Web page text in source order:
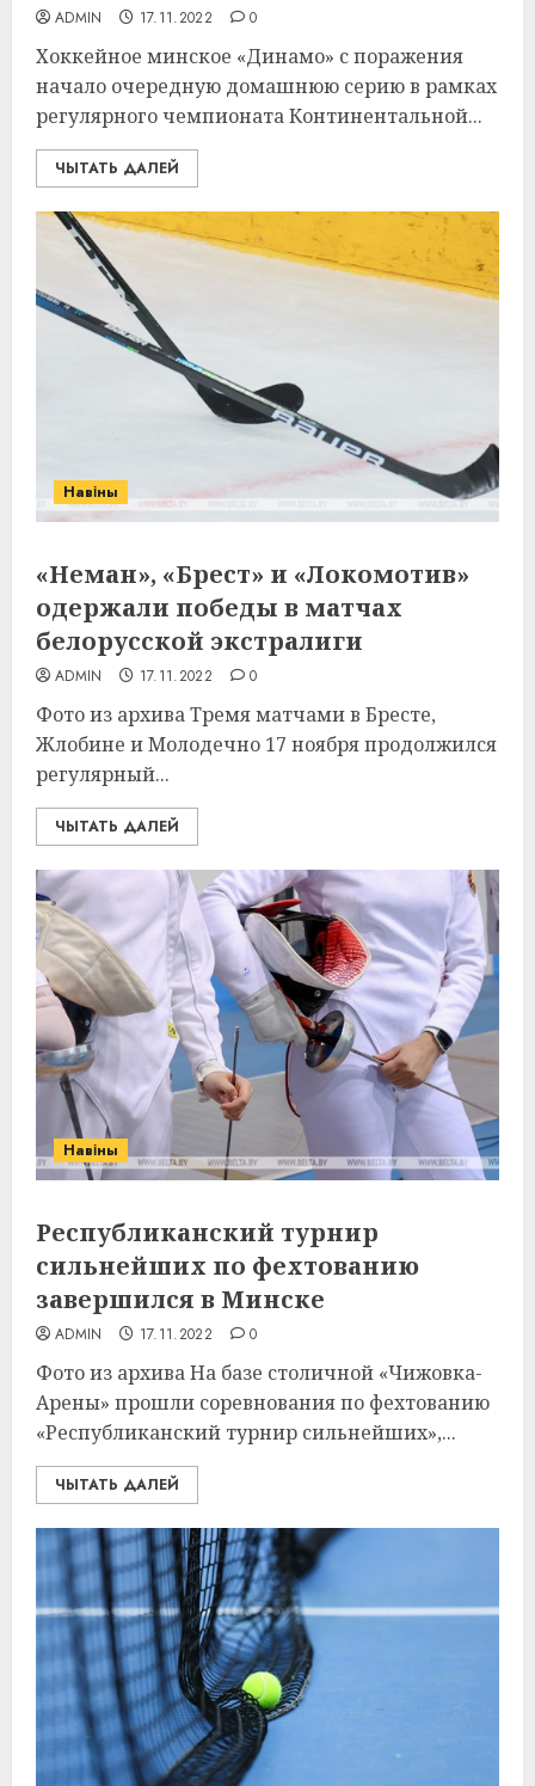
ADMIN 17.11.2022 0
Хоккейное минское «Динамо» с поражения
начало очередную домашнюю серию в рамках
регулярного чемпионата Континентальной...
ЧЫТАТЬ ДАЛЕЙ
Навіны
«Неман», «Брест» и «Локомотив»
одержали победы в матчах
белорусской экстралиги
ADMIN 17.11.2022 0
Фото из архива Тремя матчами в Бресте,
Жлобине и Молодечно 17 ноября продолжился
регулярный...
ЧЫТАТЬ ДАЛЕЙ
Навіны
Республиканский турнир
сильнейших по фехтованию
завершился в Минске
ADMIN 17.11.2022 0
Фото из архива На базе столичной «Чижовка-
Арены» прошли соревнования по фехтованию
«Республиканский турнир сильнейших»,...
ЧЫТАТЬ ДАЛЕЙ